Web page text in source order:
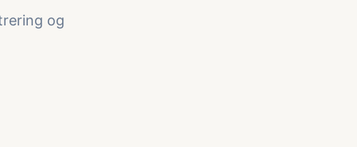
og